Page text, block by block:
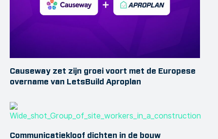
Causeway zet zijn groei voort met de Europese
overname van LetsBuild Aproplan
Communicatiekloof dichten in de bouw